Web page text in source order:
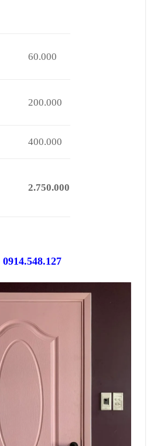
60.000
200.000
400.000
2.750.000
0914.548.127